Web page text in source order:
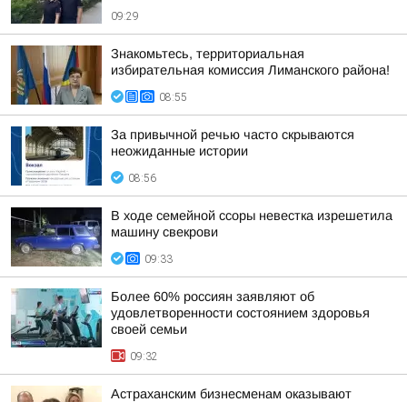
09:29
Знакомьтесь, территориальная
избирательная комиссия Лиманского района!
08:55
За привычной речью часто скрываются
неожиданные истории
08:56
В ходе семейной ссоры невестка изрешетила
машину свекрови
09:33
Более 60% россиян заявляют об
удовлетворенности состоянием здоровья
своей семьи
09:32
Астраханским бизнесменам оказывают